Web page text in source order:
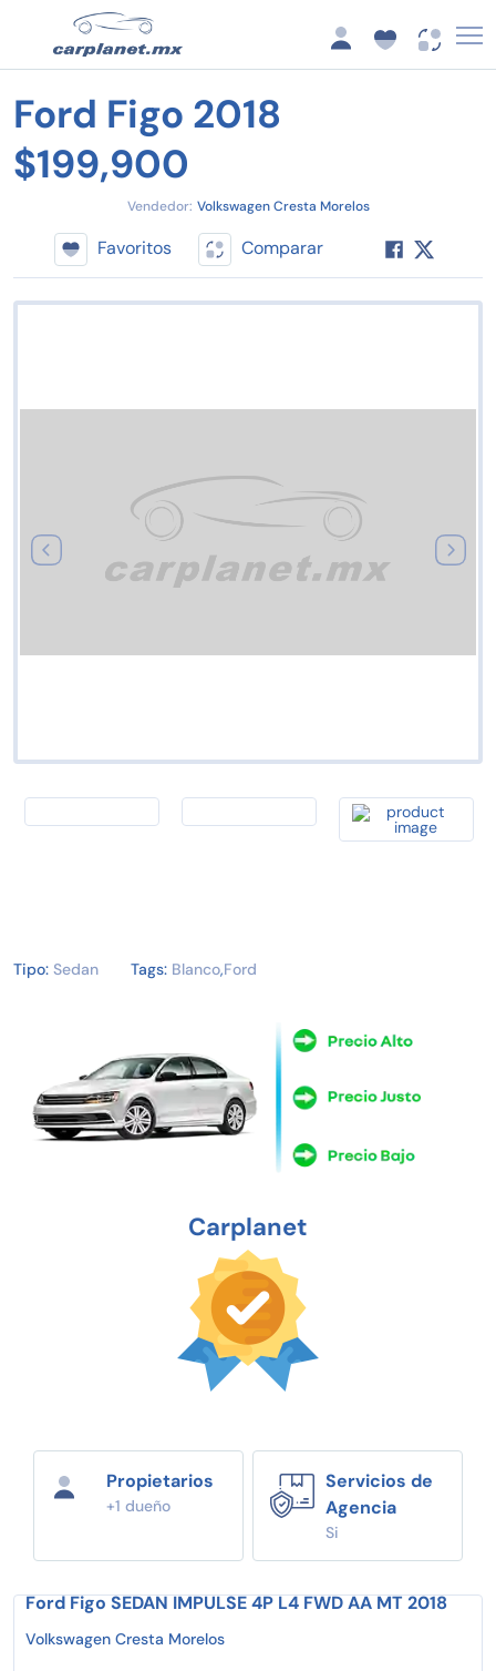
Ford Figo 2018
$199,900
Vendedor: Volkswagen Cresta Morelos
Favoritos Comparar
Tipo: Sedan Tags: Blanco,Ford
Carplanet
Propietarios
+1 dueño
Servicios de
Agencia
Si
Ford Figo SEDAN IMPULSE 4P L4 FWD AA MT 2018
Volkswagen Cresta Morelos